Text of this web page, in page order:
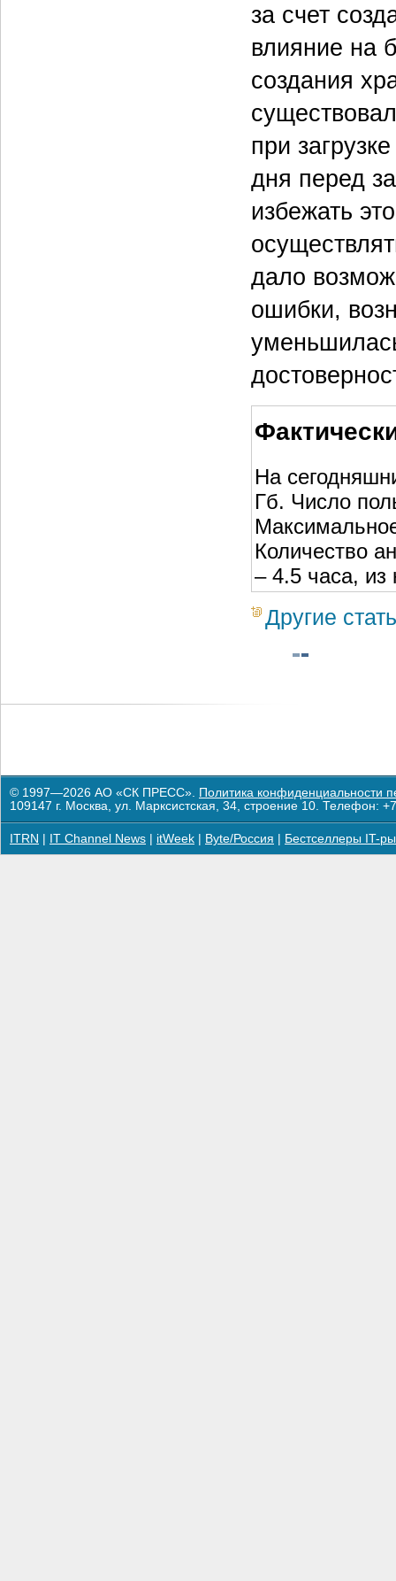
за счет
влияние на
создания
при
дня перед
избежать
дало
ошибки,
На
Гб. Число
Количество
– 4.5 часа, из
Другие
© 1997—2026 АО «СК ПРЕСС». Политика конфиденциальности
109147 г. Москва, ул. Марксистская, 34, строение 10. Телефон:
ITRN IT Channel News itWeek Byte/Россия Бестселлеры IT-